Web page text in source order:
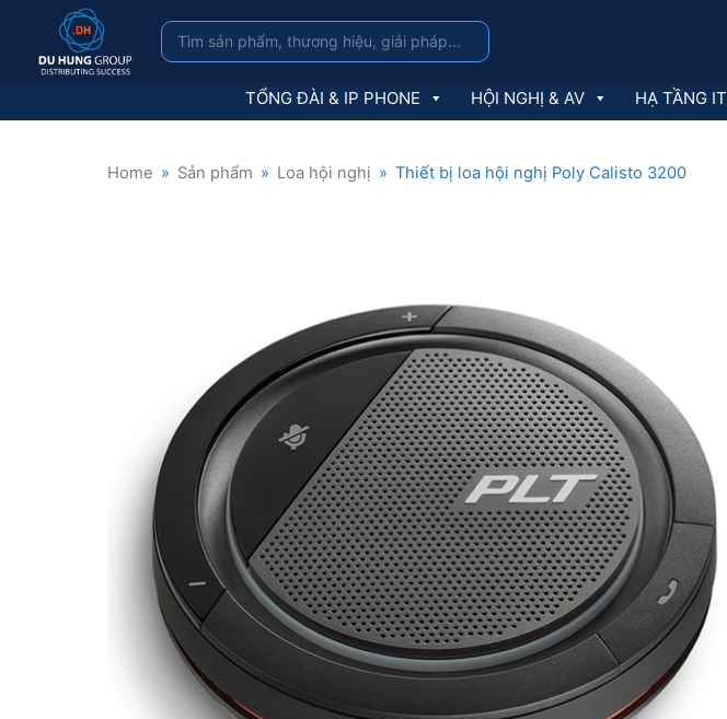
TỔNG ĐÀI & IP PHONE HỘI NGHỊ & AV HẠ TẦNG IT
Home » Sản phẩm » Loa hội nghị » Thiết bị loa hội nghị Poly Calisto 3200